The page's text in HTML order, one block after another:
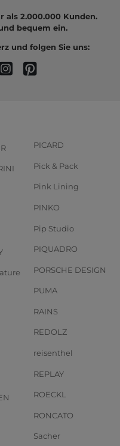
als 2.000.000 Kunden.
bequem ein.
und folgen Sie uns:
PICARD
Pick & Pack
Pink Lining
PINKO
Pip Studio
PIQUADRO
PORSCHE DESIGN
PUMA
RAINS
REDOLZ
reisenthel
REPLAY
ROECKL
RONCATO
Sacher